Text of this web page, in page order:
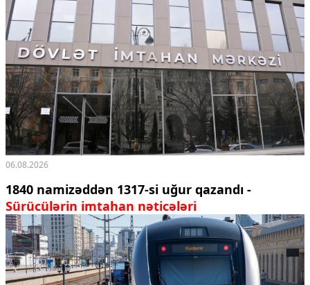
06.08.2026
1840 namizəddən 1317-si uğur qazandı -
Sürücülərin imtahan nəticələri